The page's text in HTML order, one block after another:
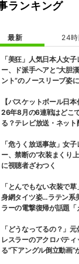
ランキング
最新 24時
「美狂」人気日本人女子
ー、ド派手ヘアと“大胆
ント”のノースリーブ姿
【バスケットボール日
26年8月の6連戦はどこ
る？テレビ放送・ネット
「危うく放送事故」女子
ー、禁断の“衣装まくり
に視聴者ざわつく
「とんでもない衣装で
身網タイツ姿…ラテン系
ラーの電撃復帰が話題「
「どうなってるの？」
レスラーのアクロバティ
る“下アングル倒立動画”